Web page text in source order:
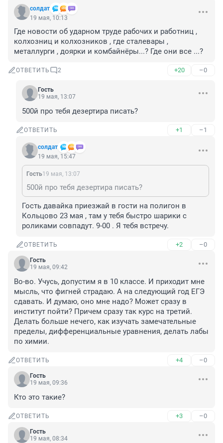
солдат
19 мая, 10:13
Где новости об ударном труде рабочих и работниц ,
колхозниц и колхозников , где сталевары ,
металлурги , доярки и комбайнёры...? Где они все ...?
ОТВЕТИТЬ 2 +20 –0
Гость
19 мая, 13:07
500й про тебя дезертира писать?
ОТВЕТИТЬ +1 –1
солдат
19 мая, 15:47
Гость19 мая, 13:07
500й про тебя дезертира писать?
Гость давайка приезжай в гости на полигон в
Кольцово 23 мая , там у тебя быстро шарики с
роликами совпадут. 9-00 . Я тебя встречу.
ОТВЕТИТЬ +2 –0
Гость
19 мая, 09:42
Во-во. Учусь, допустим я в 10 классе. И приходит мне
мысль, что фигней страдаю. А на следующий год ЕГЭ
сдавать. И думаю, оно мне надо? Может сразу в
институт пойти? Причем сразу так курс на третий.
Делать больше нечего, как изучать замечательные
пределы, дифференциальные уравнения, делать лабы
по химии.
ОТВЕТИТЬ +4 –0
Гость
19 мая, 09:36
Кто это такие?
ОТВЕТИТЬ +3 –0
Гость
19 мая, 08:34